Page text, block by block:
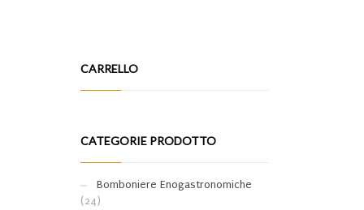
CARRELLO
CATEGORIE PRODOTTO
Bomboniere Enogastronomiche
(24)